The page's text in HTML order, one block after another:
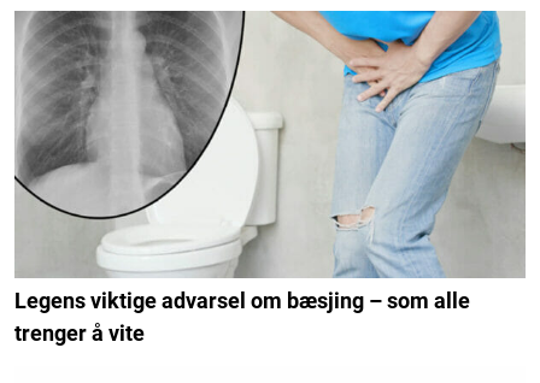
Legens viktige advarsel om bæsjing – som alle
trenger å vite